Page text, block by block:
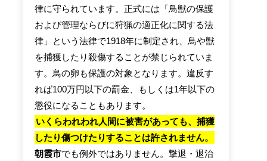
律に守られています。正式には「鳥獣の保護
および管理ならびに狩猟の適正化に関する法
律」という法律で1918年に制定され、鳥や獣
を捕獲したり殺傷することが禁じられていま
す。鳥の卵も保護の対象となります。違反す
れば100万円以下の罰金、もしくは1年以下の
懲役になることもあります。
いくらわれわれ人間に被害があっても、捕獲
したり傷つけたりすることは許されません。
朝霞市でも例外ではありません。撃退・退治